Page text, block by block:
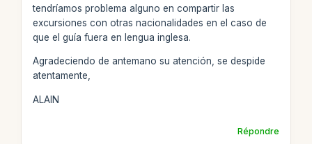
tendríamos problema alguno en compartir las
excursiones con otras nacionalidades en el caso de
que el guía fuera en lengua inglesa.
Agradeciendo de antemano su atención, se despide
atentamente,
ALAIN
Répondre